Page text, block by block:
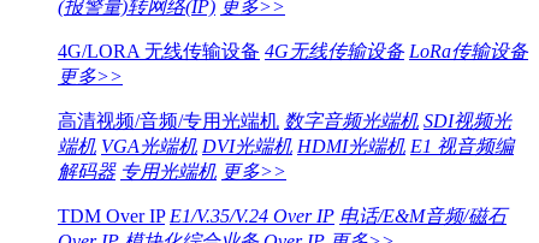
(报警量)转网络(IP) 更多>>
4G/LORA 无线传输设备 4G无线传输设备 LoRa传输设备
更多>>
高清视频/音频/专用光端机 数字音频光端机 SDI视频光
端机 VGA光端机 DVI光端机 HDMI光端机 E1 视音频编
解码器 专用光端机 更多>>
TDM Over IP E1/V.35/V.24 Over IP 电话/E&M音频/磁石